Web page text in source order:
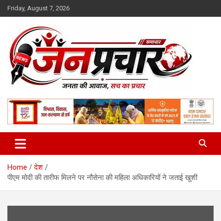
Skip
to
Friday, August 7, 2026
:: जनप्रचार ::
Home
देश
पीएम मोदी की तारीफ मिलने पर नौसेना की महिला अधिकारियों ने जताई खुशी